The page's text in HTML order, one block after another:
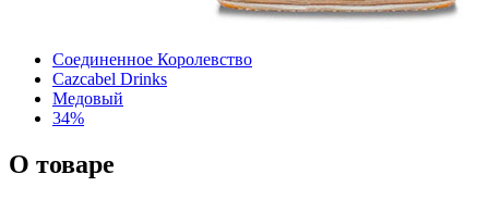
Соединенное Королевство
Cazcabel Drinks
Медовый
34%
О товаре